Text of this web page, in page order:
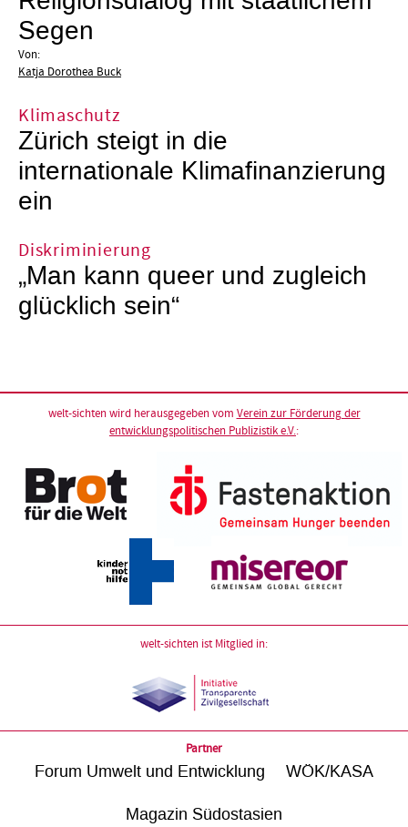
Segen
Von:
Katja Dorothea Buck
Klimaschutz
Zürich steigt in die
internationale Klimafinanzierung
ein
Diskriminierung
„Man kann queer und zugleich
glücklich sein“
welt-sichten wird herausgegeben vom Verein zur Förderung der
entwicklungspolitischen Publizistik e.V.:
welt-sichten ist Mitglied in:
Partner
Forum Umwelt und Entwicklung WÖK/KASA
Magazin Südostasien